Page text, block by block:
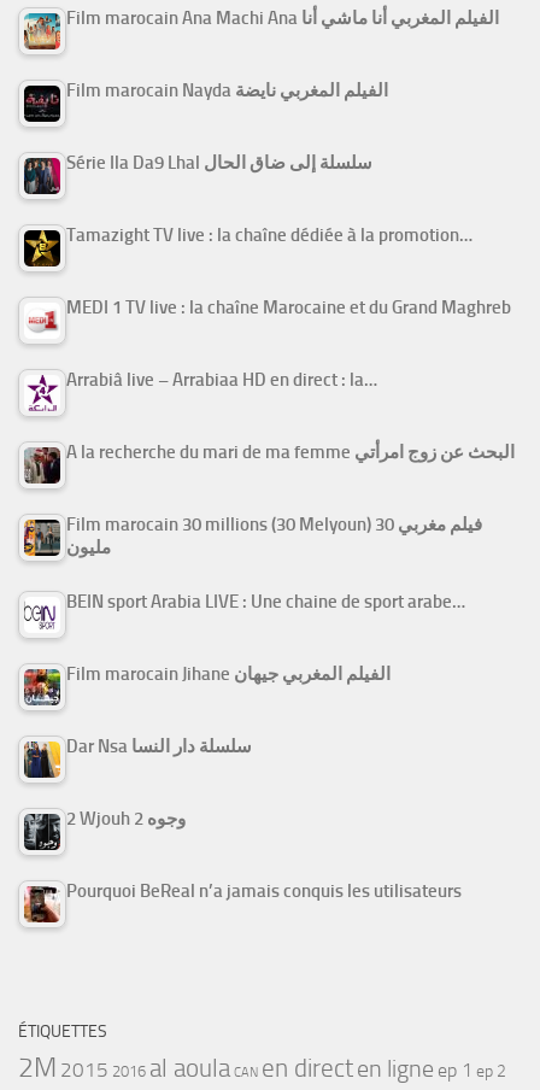
Film marocain Ana Machi Ana الفيلم المغربي أنا ماشي أنا
Film marocain Nayda الفيلم المغربي نايضة
Série Ila Da9 Lhal سلسلة إلى ضاق الحال
Tamazight TV live : la chaîne dédiée à la promotion…
MEDI 1 TV live : la chaîne Marocaine et du Grand Maghreb
Arrabiâ live – Arrabiaa HD en direct : la…
A la recherche du mari de ma femme البحث عن زوج امرأتي
Film marocain 30 millions (30 Melyoun) فيلم مغربي 30
مليون
BEIN sport Arabia LIVE : Une chaine de sport arabe…
Film marocain Jihane الفيلم المغربي جيهان
Dar Nsa سلسلة دار النسا
2 Wjouh 2 وجوه
Pourquoi BeReal n’a jamais conquis les utilisateurs
ÉTIQUETTES
2M 2015 2016 al aoula CAN en directen ligne ep 1 ep 2